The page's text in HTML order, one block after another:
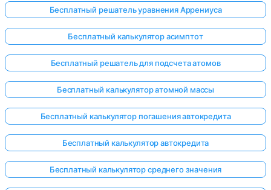
Бесплатный решатель уравнения Аррениуса
Бесплатный калькулятор асимптот
Бесплатный решатель для подсчета атомов
Бесплатный калькулятор атомной массы
Бесплатный калькулятор погашения автокредита
Бесплатный калькулятор автокредита
Бесплатный калькулятор среднего значения